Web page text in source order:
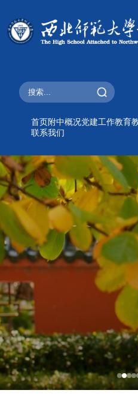
首页 附中概况党建工作教育
联系我们